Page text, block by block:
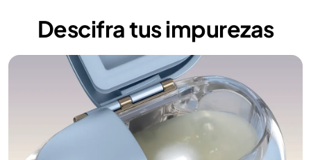
Descifra tus impurezas